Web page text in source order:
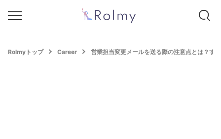
Rolmyトップ Career 営業担当変更メールを送る際の注意点とは？す